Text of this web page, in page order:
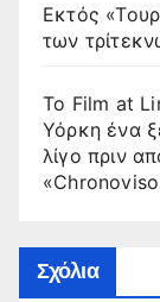
Εκτός
των
Το Film at
Υόρκη ένα
λίγο πριν
Σχόλια